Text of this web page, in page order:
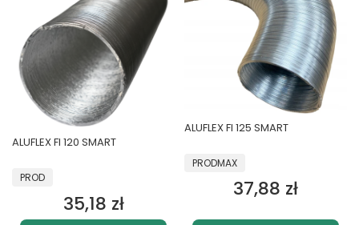
ALUFLEX FI 120 SMART
PRODUCENT
PROD
Cena
35,18 zł
ALUFLEX FI 125 SMART
PRODUCENT
PRODMAX
Cena
37,88 zł